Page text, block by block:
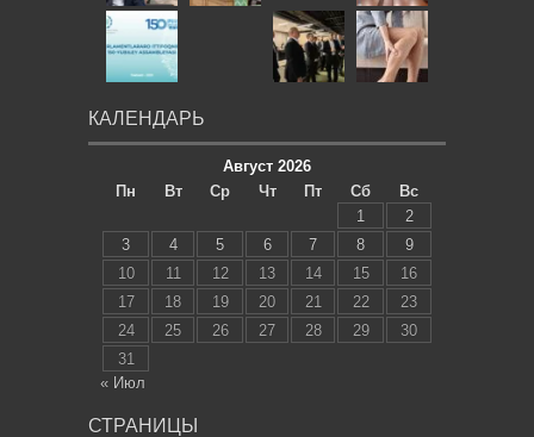
КАЛЕНДАРЬ
Август 2026
Пн
Вт Ср Чт Пт Сб
Вс
1
2
3
4 5 6 7 8
9
10
11 12 13 14 15
16
17
18 19 20 21 22
23
24
25 26 27 28 29
30
31
« Июл
СТРАНИЦЫ